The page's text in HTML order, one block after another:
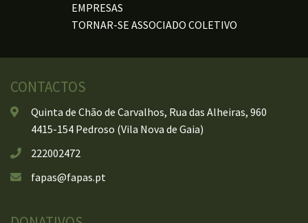
EMPRESAS
TORNAR-SE ASSOCIADO COLETIVO
CONTACTOS
Quinta de Chão de Carvalhos, Rua das Alheiras, 960
4415-154 Pedroso (Vila Nova de Gaia)
222002472
fapas@fapas.pt